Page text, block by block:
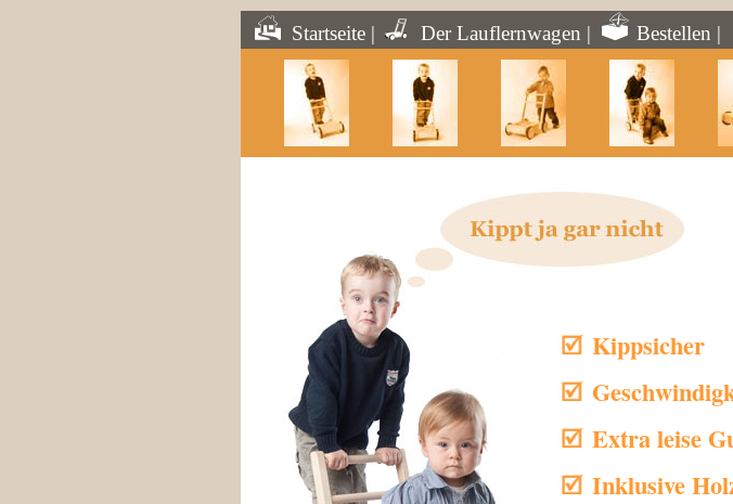
Startseite | Der Lauflernwagen | Bestellen |
Kippsicher
Extra leise
Inklusive